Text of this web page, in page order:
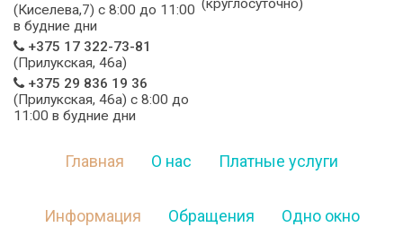
(Киселева,7) c 8:00 до 11:00
в будние дни
+375 17 322-73-81
(Прилукская, 46а)
+375 29 836 19 36
(Прилукская, 46а) c 8:00 до
11:00 в будние дни
(круглосуточно)
Главная О нас Платные услуги
Информация Обращения Одно окно